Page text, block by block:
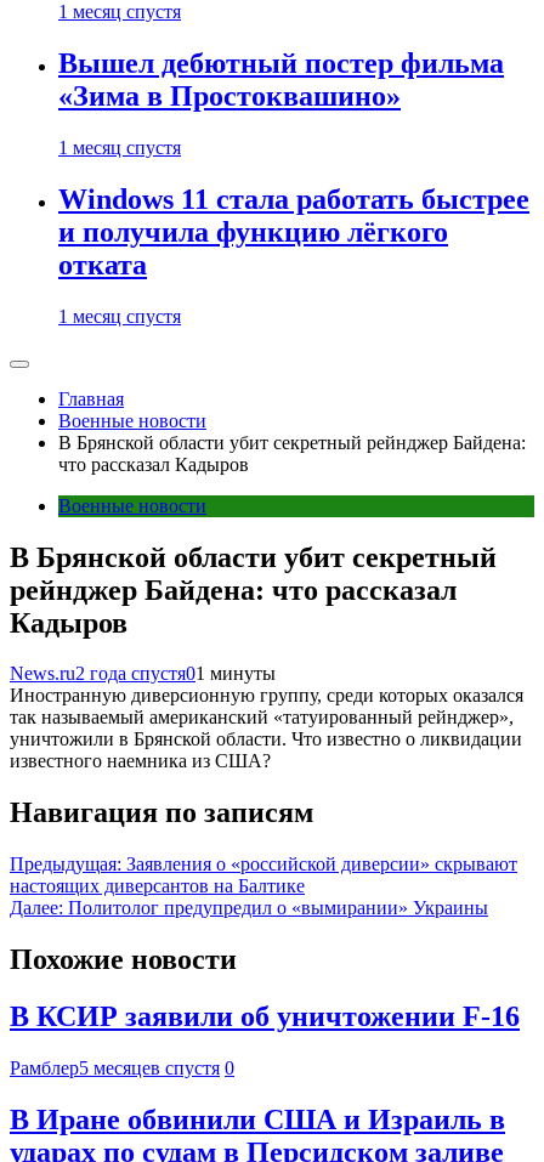
1 месяц спустя
Вышел дебютный постер фильма
«Зима в Простоквашино»
1 месяц спустя
Windows 11 стала работать быстрее
и получила функцию лёгкого
отката
1 месяц спустя
Главная
Военные новости
В Брянской области убит секретный рейнджер Байдена:
что рассказал Кадыров
Военные новости
В Брянской области убит секретный
рейнджер Байдена: что рассказал
Кадыров
News.ru2 года спустя01 минуты
Иностранную диверсионную группу, среди которых оказался
так называемый американский «татуированный рейнджер»,
уничтожили в Брянской области. Что известно о ликвидации
известного наемника из США?
Навигация по записям
Предыдущая: Заявления о «российской диверсии» скрывают
настоящих диверсантов на Балтике
Далее: Политолог предупредил о «вымирании» Украины
Похожие новости
В КСИР заявили об уничтожении F-16
Рамблер5 месяцев спустя 0
В Иране обвинили США и Израиль в
ударах по судам в Персидском заливе